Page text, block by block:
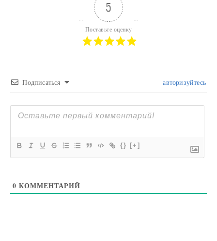
5
Поставьте оценку
Подписаться авторизуйтесь
{} [+]
0 КОММЕНТАРИЙ